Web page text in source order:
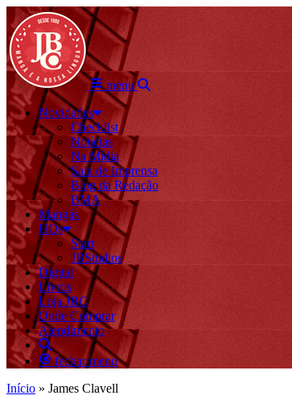
menu
Novidades
Checklist
Notícias
Na Mídia
Sala de Imprensa
Blog da Redação
BMA
Mangás
HQs
Start
JBStudios
Digital
Livros
Loja JBC
Onde Comprar
Atendimento
fechar menu
Início » James Clavell